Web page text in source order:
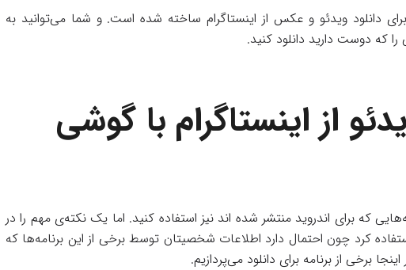
این سایت مانند سایت DownloadGram برای دانلود ویدئو و عکس از اینستاگرام ساخته شده است. و شما می‌توانید به
که دوست دارید دانلود کنید.
از اینستاگرام با گوشی
که برای اندروید منتشر شده اند نیز استفاده کنید. اما یک نکته‌ی مهم را در
کرد چون احتمال دارد اطلاعات شخصیتان توسط برخی از این برنامه‌ها که
برخی از برنامه برای دانلود می‌پردازیم.